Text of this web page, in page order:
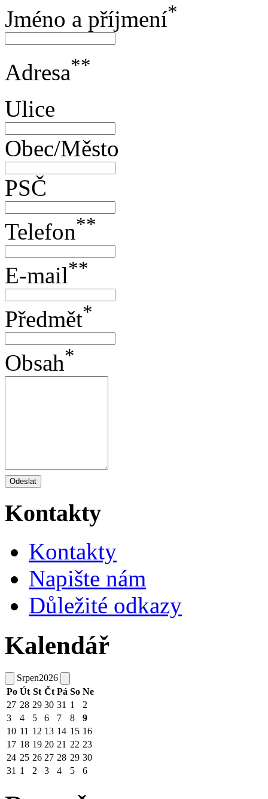
Jméno a příjmení*
Adresa**
Ulice
Obec/Město
PSČ
Telefon**
E-mail**
Předmět*
Obsah*
Odeslat
Kontakty
Kontakty
Napište nám
Důležité odkazy
Kalendář
Srpen2026
Po Út St Čt Pá So Ne
27 28 29 30 31 1
2
3
4 5 6 7 8
9
10 11 12 13 14 15 16
17 18 19 20 21 22 23
24 25 26 27 28 29 30
31 1 2 3 4 5 6